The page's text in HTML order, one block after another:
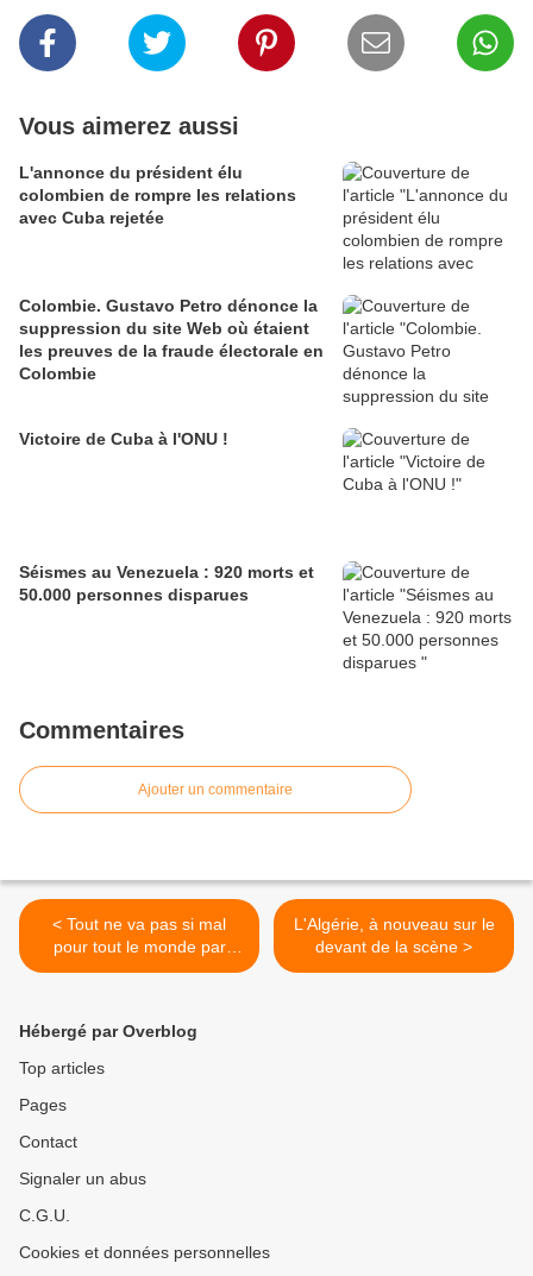
Vous aimerez aussi
L'annonce du président élu
colombien de rompre les relations
avec Cuba rejetée
Colombie. Gustavo Petro dénonce la
suppression du site Web où étaient
les preuves de la fraude électorale en
Colombie
Victoire de Cuba à l'ONU !
Séismes au Venezuela : 920 morts et
50.000 personnes disparues
Commentaires
Ajouter un commentaire
< Tout ne va pas si mal
pour tout le monde par
Claude Sérillon
L'Algérie, à nouveau sur le
devant de la scène >
Hébergé par Overblog
Top articles
Pages
Contact
Signaler un abus
C.G.U.
Cookies et données personnelles